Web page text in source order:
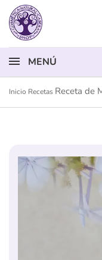
MENÚ
Inicio Recetas Receta de